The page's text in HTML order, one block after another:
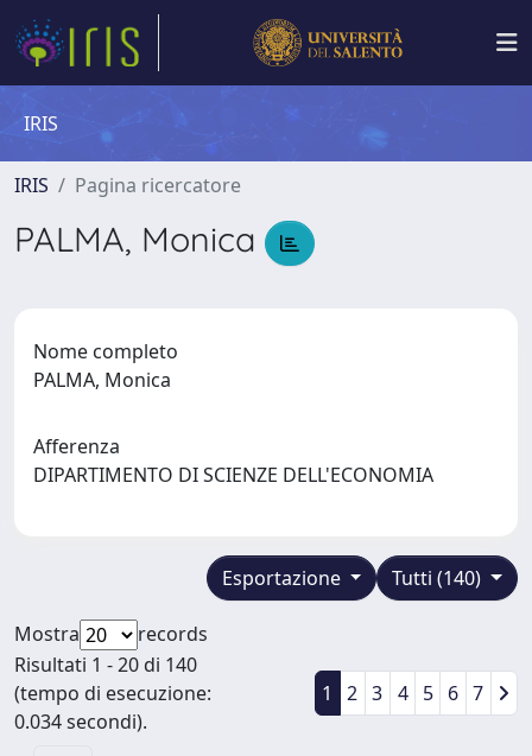
IRIS
IRIS Pagina ricercatore
PALMA, Monica
Nome completo
PALMA, Monica
Afferenza
DIPARTIMENTO DI SCIENZE DELL'ECONOMIA
Tutti (140)
Esportazione
Mostra
records
Risultati 1 - 20 di 140
(tempo di esecuzione:
0.034 secondi).
1 2 3 4 5 6 7